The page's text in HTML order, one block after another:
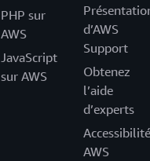
PHP sur
AWS
JavaScript
sur AWS
d’AWS
Support
Obtenez
l’aide
d’experts
Accessibilité
AWS